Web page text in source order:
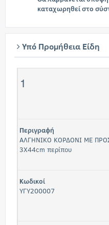
καταχωρηθεί στο
Υπό Προμήθεια Είδη
1
Περιγραφή
ΑΛΓΗΝΙΚΟ ΚΟΡΔΟΝΙ ΜΕ
3X44cm περίπου
Κωδικοί
ΥΓΥ200007